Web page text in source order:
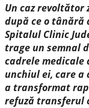
Un caz
după ce o tânără
Spitalul Clinic
trage un semnal
cadrele medicale
unchiul ei, care
a transformat
refuză transferul